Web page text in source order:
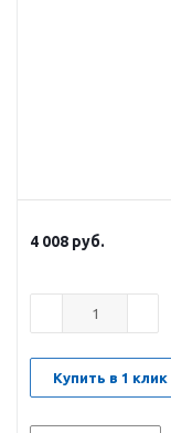
4 008 руб.
Купить в 1 клик